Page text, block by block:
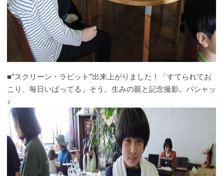
■”スクリーン・ラビット”出来上がりました！「すてられてお
こり、毎日いばってる」そう。生みの親と記念撮影。パシャッ
♪